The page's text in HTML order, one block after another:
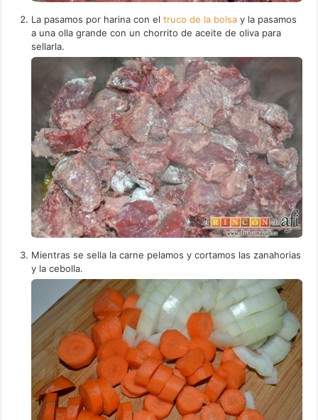
La pasamos por harina con eltruco de la bolsa y la pasamos
a una olla grande con un chorrito de aceite de oliva para
sellarla.
Mientras se sella la carne pelamos y cortamos las zanahorias
y la cebolla.